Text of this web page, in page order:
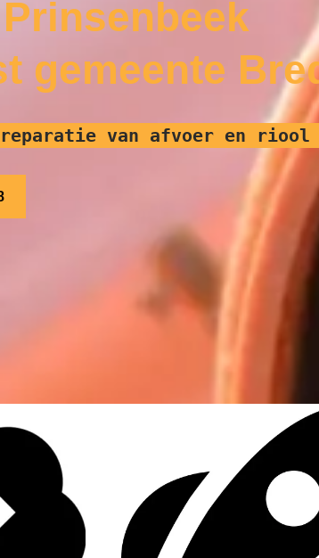
gemeente
reparatie van afvoer en riool